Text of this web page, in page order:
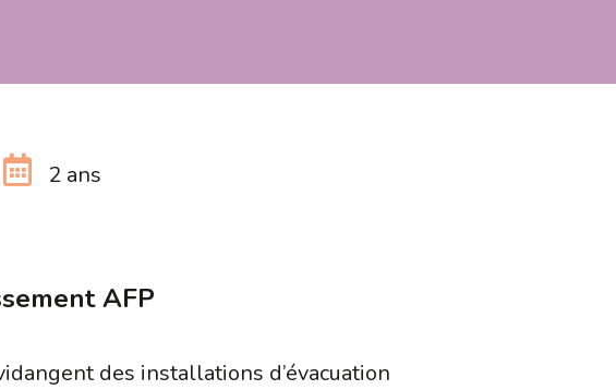
2 ans
AFP
des installations d’évacuation